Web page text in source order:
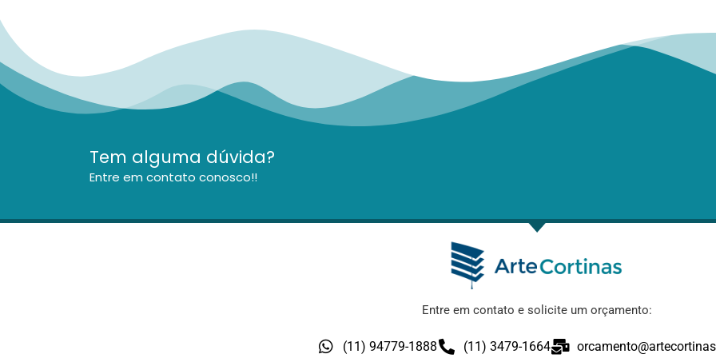
Tem alguma dúvida?
Entre em contato conosco!!
Entre em contato e solicite um orçamento:
(11) 94779-1888 (11) 3479-1664